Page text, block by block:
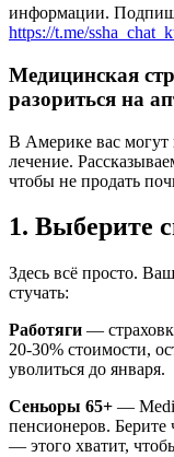
информации.
https://t.me/
Медицинская
разориться на
В Америке вас могут
лечение.
чтобы не продать
1. Выберите
Здесь всё просто.
стучать:
Работяги —
20-30% стоимости,
уволиться до января.
Сеньоры 65+ —
пенсионеров. Берите
— этого хватит,